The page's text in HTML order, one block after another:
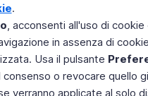
.
, acconsenti all'uso di
in assenza di
Usa il pulsante
o revocare quello
verranno applicate al solo